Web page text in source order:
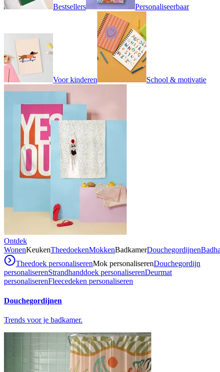
Bestsellers Personaliseerbaar
Voor kinderen School & motivatie
Ontdek
WonenKeukenTheedoekenMokkenBadkamerDouchegordijnen
Theedoek personaliserenMok personaliserenDouchegordijn
personaliserenStrandhanddoek personaliserenDeurmat
personaliserenFleecedeken personaliseren
Douchegordijnen
Trends voor je badkamer.